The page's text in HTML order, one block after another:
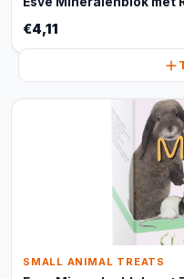
€4,11
SMALL ANIMAL TREATS